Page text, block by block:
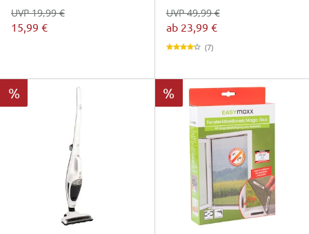
15,99 €
UVP 19,99 €
ab 23,99 €
UVP 49,99 €
(7)
% %